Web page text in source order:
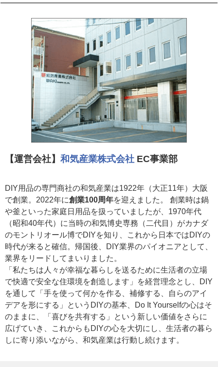
【運営会社】 和気産業株式会社 EC事業部
DIY用品の専門商社の和気産業は1922年（大正11年）大阪
で創業。2022年に創業100周年を迎えました。 創業時は鍋
や釜といった家庭日用品を扱っていましたが、1970年代
（昭和40年代）に当時の和気博史専務（二代目）がカナダ
のモントリオール博でDIYを知り、これから日本ではDIYの
時代が来ると確信。帰国後、DIY業界のパイオニアとして、
業界をリードしてまいりました。
「私たちは人々が幸福な暮らしを送るために生活者の立場
で快適で安全な住環境を創造します」を経営理念とし、DIY
を通して「手を使って何かを作る、補修する、自らのアイ
デアを形にする」というDIYの基本、Do It Yourselfの心はそ
のままに、「喜びを共有する」という新しい価値をさらに
広げていき、これからもDIYの心を大切にし、生活者の暮ら
しに寄り添いながら、和気産業は行動し続けます。